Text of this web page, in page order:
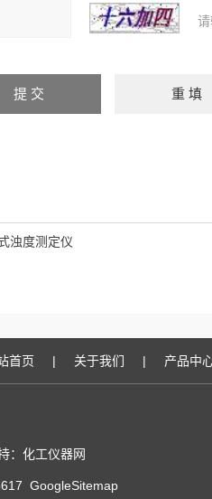
浊度测定仪
首页 | 关于我们 | 产品中
：化工仪器网
GoogleSitemap